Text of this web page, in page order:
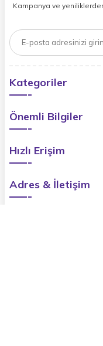
Kampanya ve
Kategoriler
Önemli Bilgiler
Hızlı Erişim
Adres & İletişim